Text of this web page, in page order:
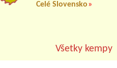
Celé Slovensko»
Všetky kempy